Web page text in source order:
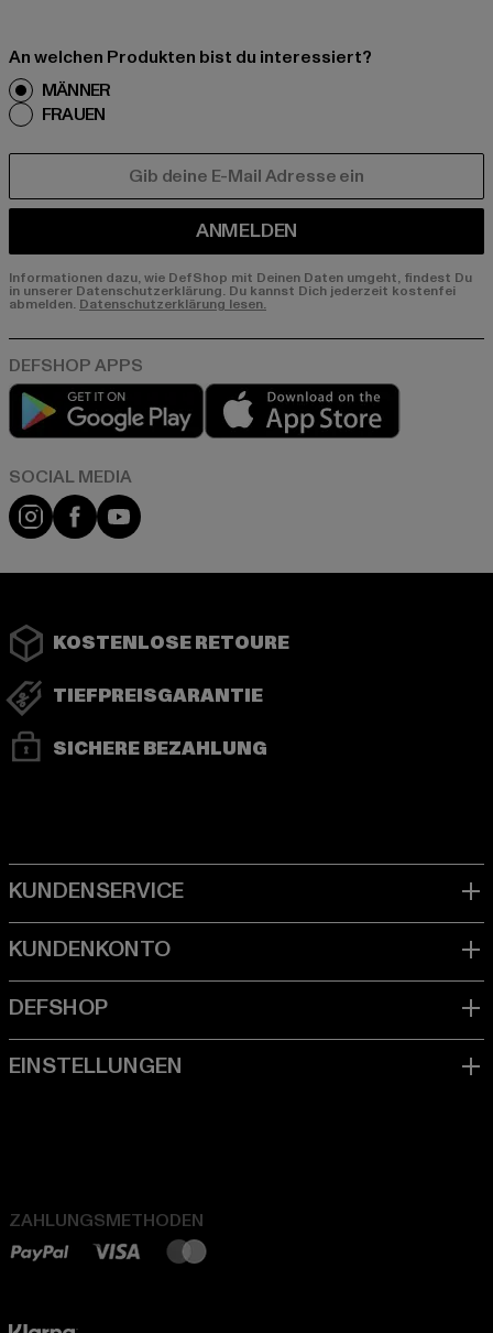
An welchen Produkten bist du interessiert?
MÄNNER
FRAUEN
ANMELDEN
Informationen dazu, wie DefShop mit Deinen Daten umgeht, findest Du
in unserer Datenschutzerklärung. Du kannst Dich jederzeit kostenfei
abmelden. Datenschutzerklärung lesen.
Play market
Instagram
FacebookYouTube
KOSTENLOSE RETOURE
TIEFPREISGARANTIE
SICHERE BEZAHLUNG
ZAHLUNGSMETHODEN